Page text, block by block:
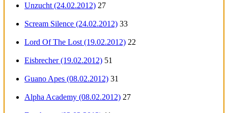
Unzucht (24.02.2012) 27
Scream Silence (24.02.2012) 33
Lord Of The Lost (19.02.2012) 22
Eisbrecher (19.02.2012) 51
Guano Apes (08.02.2012) 31
Alpha Academy (08.02.2012) 27